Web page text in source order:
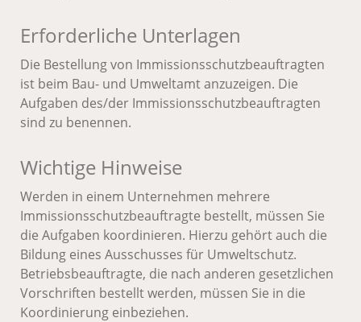
Erforderliche Unterlagen
Die Bestellung von Immissionsschutzbeauftragten
ist beim Bau- und Umweltamt anzuzeigen. Die
Aufgaben des/der Immissionsschutzbeauftragten
sind zu benennen.
Wichtige Hinweise
Werden in einem Unternehmen mehrere
Immissionsschutzbeauftragte bestellt, müssen Sie
die Aufgaben koordinieren. Hierzu gehört auch die
Bildung eines Ausschusses für Umweltschutz.
Betriebsbeauftragte, die nach anderen gesetzlichen
Vorschriften bestellt werden, müssen Sie in die
Koordinierung einbeziehen.